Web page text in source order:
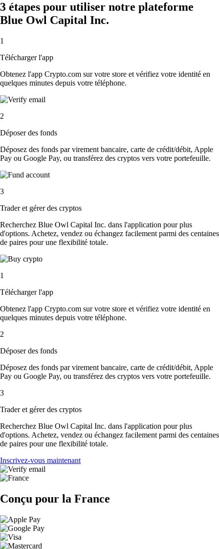
3 étapes pour utiliser notre plateforme
Blue Owl Capital Inc.
1
Télécharger l'app
Obtenez l'app Crypto.com sur votre store et vérifiez votre identité en
quelques minutes depuis votre téléphone.
2
Déposer des fonds
Déposez des fonds par virement bancaire, carte de crédit/débit, Apple
Pay ou Google Pay, ou transférez des cryptos vers votre portefeuille.
3
Trader et gérer des cryptos
Recherchez Blue Owl Capital Inc. dans l'application pour plus
d'options. Achetez, vendez ou échangez facilement parmi des centaines
de paires pour une flexibilité totale.
1
Télécharger l'app
Obtenez l'app Crypto.com sur votre store et vérifiez votre identité en
quelques minutes depuis votre téléphone.
2
Déposer des fonds
Déposez des fonds par virement bancaire, carte de crédit/débit, Apple
Pay ou Google Pay, ou transférez des cryptos vers votre portefeuille.
3
Trader et gérer des cryptos
Recherchez Blue Owl Capital Inc. dans l'application pour plus
d'options. Achetez, vendez ou échangez facilement parmi des centaines
de paires pour une flexibilité totale.
Inscrivez-vous maintenant
Conçu pour la France